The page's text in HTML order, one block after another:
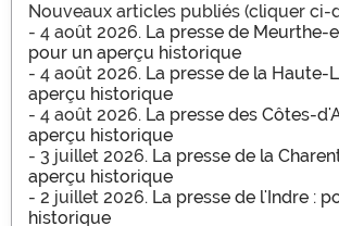
Nouveaux articles publiés (cliquer ci-
- 4 août 2026. La presse de Meurthe-
pour un aperçu historique
- 4 août 2026. La presse de la Haute-
aperçu historique
- 4 août 2026. La presse des Côtes-
aperçu historique
- 3 juillet 2026. La presse de la
aperçu historique
- 2 juillet 2026. La presse de l'Indre :
historique